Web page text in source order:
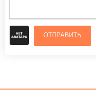
ОТПРАВИТЬ